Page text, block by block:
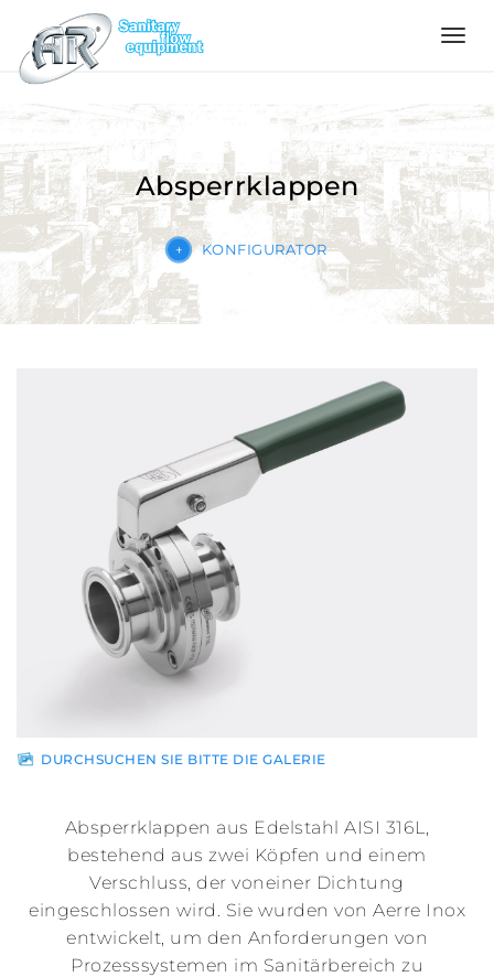
Language
Home
Über
uns
Produkte
Vertriebspartner
Gesicherter
Absperrklappen
KONFIGURATOR
DURCHSUCHEN SIE BITTE DIE GALERIE
Absperrklappen aus Edelstahl AISI 316L,
bestehend aus zwei Köpfen und einem
Verschluss, der voneiner Dichtung
eingeschlossen wird. Sie wurden von Aerre Inox
entwickelt, um den Anforderungen von
Prozesssystemen im Sanitärbereich zu